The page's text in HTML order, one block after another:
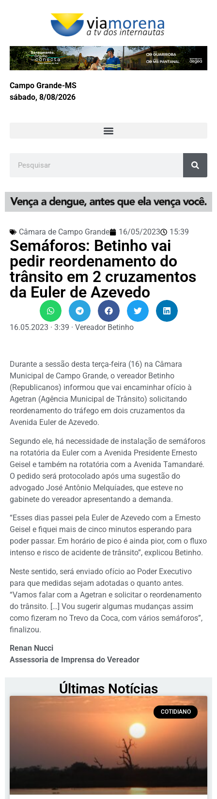
Campo Grande-MS
sábado, 8/08/2026
Câmara de Campo Grande 16/05/2023 15:39
Semáforos: Betinho vai
pedir reordenamento do
trânsito em 2 cruzamentos
da Euler de Azevedo
16.05.2023 · 3:39 · Vereador Betinho
Durante a sessão desta terça-feira (16) na Câmara
Municipal de Campo Grande, o vereador Betinho
(Republicanos) informou que vai encaminhar ofício à
Agetran (Agência Municipal de Trânsito) solicitando
reordenamento do tráfego em dois cruzamentos da
Avenida Euler de Azevedo.
Segundo ele, há necessidade de instalação de semáforos
na rotatória da Euler com a Avenida Presidente Ernesto
Geisel e também na rotatória com a Avenida Tamandaré.
O pedido será protocolado após uma sugestão do
advogado José Antônio Melquíades, que esteve no
gabinete do vereador apresentando a demanda.
“Esses dias passei pela Euler de Azevedo com a Ernesto
Geisel e fiquei mais de cinco minutos esperando para
poder passar. Em horário de pico é ainda pior, com o fluxo
intenso e risco de acidente de trânsito”, explicou Betinho.
Neste sentido, será enviado ofício ao Poder Executivo
para que medidas sejam adotadas o quanto antes.
“Vamos falar com a Agetran e solicitar o reordenamento
do trânsito. […] Vou sugerir algumas mudanças assim
como fizeram no Trevo da Coca, com vários semáforos”,
finalizou.
Renan Nucci
Assessoria de Imprensa do Vereador
Últimas Notícias
COTIDIANO